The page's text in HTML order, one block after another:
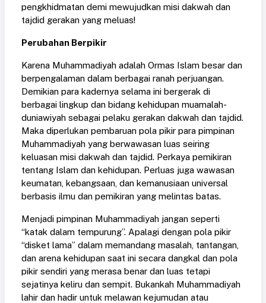
pengkhidmatan demi mewujudkan misi dakwah dan
tajdid gerakan yang meluas!
Perubahan Berpikir
Karena Muhammadiyah adalah Ormas Islam besar dan
berpengalaman dalam berbagai ranah perjuangan.
Demikian para kadernya selama ini bergerak di
berbagai lingkup dan bidang kehidupan muamalah-
duniawiyah sebagai pelaku gerakan dakwah dan tajdid.
Maka diperlukan pembaruan pola pikir para pimpinan
Muhammadiyah yang berwawasan luas seiring
keluasan misi dakwah dan tajdid. Perkaya pemikiran
tentang Islam dan kehidupan. Perluas juga wawasan
keumatan, kebangsaan, dan kemanusiaan universal
berbasis ilmu dan pemikiran yang melintas batas.
Menjadi pimpinan Muhammadiyah jangan seperti
“katak dalam tempurung”. Apalagi dengan pola pikir
“disket lama” dalam memandang masalah, tantangan,
dan arena kehidupan saat ini secara dangkal dan pola
pikir sendiri yang merasa benar dan luas tetapi
sejatinya keliru dan sempit. Bukankah Muhammadiyah
lahir dan hadir untuk melawan kejumudan atau